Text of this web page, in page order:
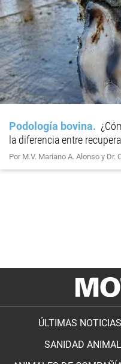
Podología bovina
la diferencia entre
Por M.V. Mariano A. Alonso y Dr.
ÚLTIMAS NOTICIAS
SANIDAD ANIMAL